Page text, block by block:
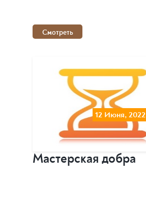
Смотреть
12 Июня, 2022
Мастерская добра